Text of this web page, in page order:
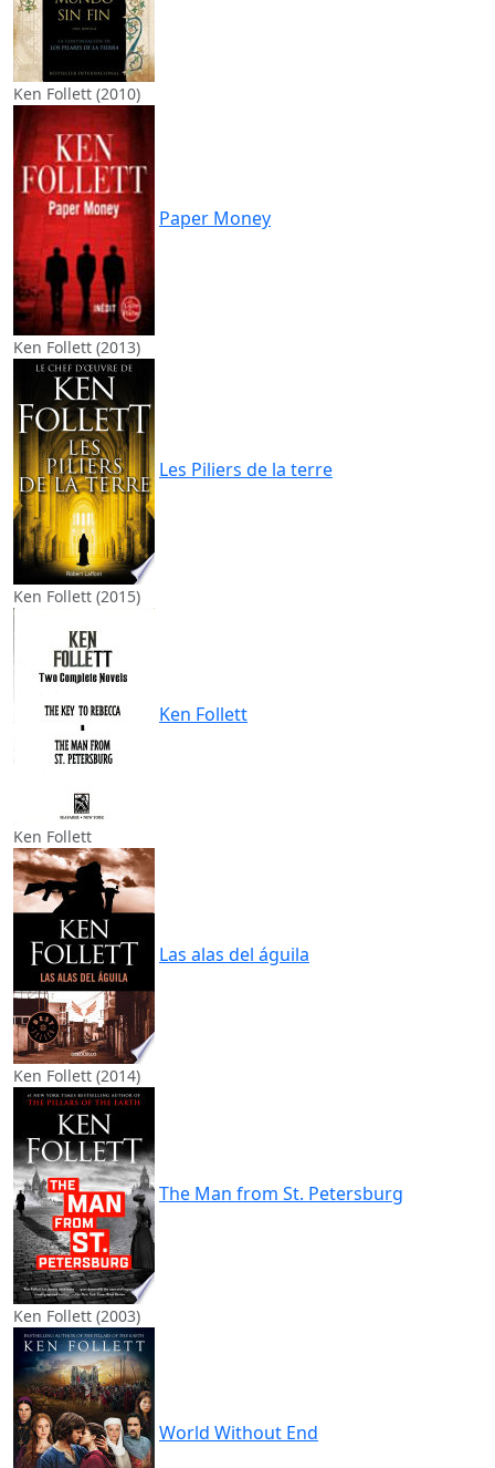
Ken Follett (2010)
Paper Money
Ken Follett (2013)
Les Piliers de la terre
Ken Follett (2015)
Ken Follett
Ken Follett
Las alas del águila
Ken Follett (2014)
The Man from St. Petersburg
Ken Follett (2003)
World Without End